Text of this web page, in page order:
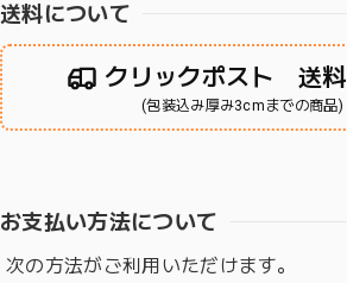
送料について
クリックポスト 送料
(包装込み厚み3cmまでの商品)
お支払い方法について
次の方法がご利用いただけます。